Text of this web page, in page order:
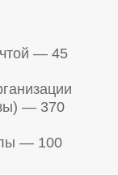
— 45
— 370
— 100